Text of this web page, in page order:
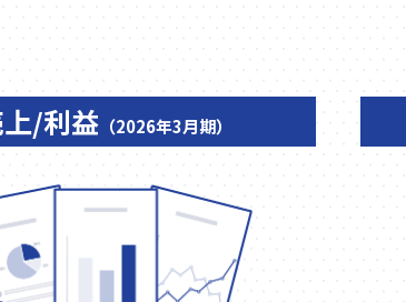
/利益 （2026年3月期）